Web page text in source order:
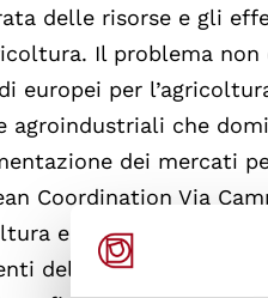
delle risorse e gli
Il problema
europei per
agroindustriali che
dei mercati
Coordination Via
e l'Alimentazione,
della PAC vadano a